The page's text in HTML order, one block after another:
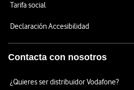
Tarifa social
Declaración Accesibilidad
Contacta con nosotros
¿Quieres ser distribuidor Vodafone?